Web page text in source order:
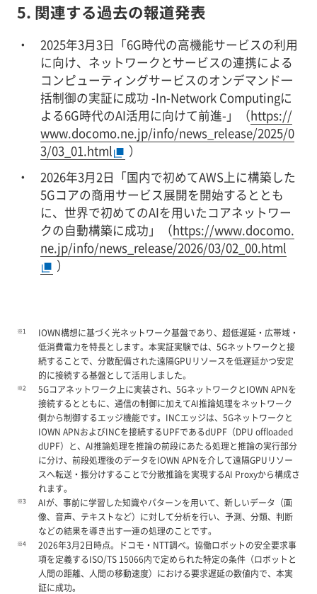
5. 関連する過去の報道発表
2025年3月3日「6G時代の高機能サービスの利用
に向け、ネットワークとサービスの連携による
コンピューティングサービスのオンデマンド一
括制御の実証に成功 -In-Network Computingに
よる6G時代のAI活用に向けて前進-」（https://
www.docomo.ne.jp/info/news_release/2025/0
3/03_01.html
）
2026年3月2日「国内で初めてAWS上に構築した
5Gコアの商用サービス展開を開始するととも
に、世界で初めてのAIを用いたコアネットワー
クの自動構築に成功」（https://www.docomo.
ne.jp/info/news_release/2026/03/02_00.html
）
※1
IOWN構想に基づく光ネットワーク基盤であり、超低遅延・広帯域・
低消費電力を特長とします。本実証実験では、5Gネットワークと接
続することで、分散配備された遠隔GPUリソースを低遅延かつ安定
的に接続する基盤として活用しました。
※2
5Gコアネットワーク上に実装され、5GネットワークとIOWN APNを
接続するとともに、通信の制御に加えてAI推論処理をネットワーク
側から制御するエッジ機能です。INCエッジは、5Gネットワークと
IOWN APNおよびINCを接続するUPFであるdUPF（DPU offloaded
dUPF）と、AI推論処理を推論の前段にあたる処理と推論の実行部分
に分け、前段処理後のデータをIOWN APNを介して遠隔GPUリソー
スへ転送・振分けすることで分散推論を実現するAI Proxyから構成さ
れます。
※3
AIが、事前に学習した知識やパターンを用いて、新しいデータ（画
像、音声、テキストなど）に対して分析を行い、予測、分類、判断
などの結果を導き出す一連の処理のことです。
※4
2026年3月2日時点。ドコモ・NTT調べ。協働ロボットの安全要求事
項を定義するISO/TS 15066内で定められた特定の条件（ロボットと
人間の距離、人間の移動速度）における要求遅延の数値内で、本実
証に成功。